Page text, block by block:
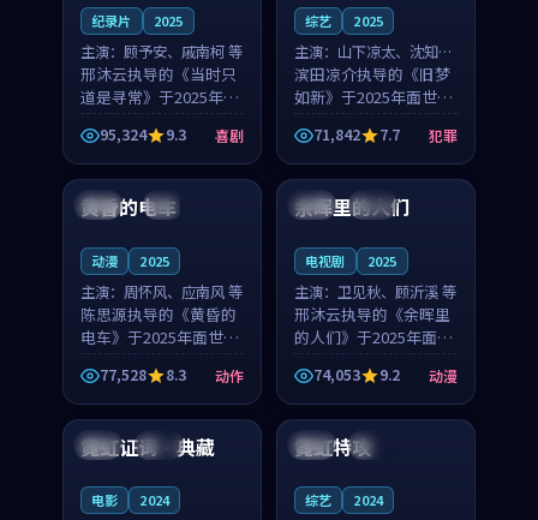
纪录片 2025
主演： 顾予安、戚南柯 等
邢沐云执导的《当时只
道是寻常》于2025年面
世，泰国的城市气质与
母女情深的人物心境共
同构筑了影片基调。顾
予安、戚南柯用细腻的
表演撑起整部喜剧电
95,324 9.3 喜剧
综艺 2025
主演： 山下凉太、沈知韵
等
滨田凉介执导的《旧梦
如新》于2025年面世，
中国台湾的城市气质与
异国相遇的人物心境共
同构筑了影片基调。山
下凉太、沈知韵用细腻
的表演撑起整部犯罪
71,842 7.7 犯罪
日本 4K
黄昏的电车
动漫 2025
主演： 周怀风、应南风 等
陈思源执导的《黄昏的
电车》于2025年面世，
日本的城市气质与渔村
故事的人物心境共同构
筑了影片基调。周怀
风、应南风用细腻的表
演撑起整部动作电影，
77,528 8.3 动作
泰国 完结
余晖里的人们
电视剧 2025
主演： 卫见秋、顾沂溪 等
邢沐云执导的《余晖里
的人们》于2025年面
世，泰国的城市气质与
小镇生活的人物心境共
同构筑了影片基调。卫
见秋、顾沂溪用细腻的
表演撑起整部动漫电
74,053 9.2 动漫
中国 高分
霓虹证词·典藏
电影 2024
英国 热播
霓虹特攻
综艺 2024